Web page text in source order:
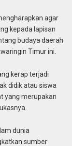
agar
kepada lapisan
budaya daerah
Timur ini.
kerap terjadi
didik atau siswa
yang merupakan
dunia
sumber